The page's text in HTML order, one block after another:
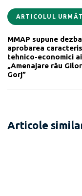
ARTICOLUL
MMAP supune
aprobarea
tehnico-economici
„Amenajare râu
Gorj”
Articole